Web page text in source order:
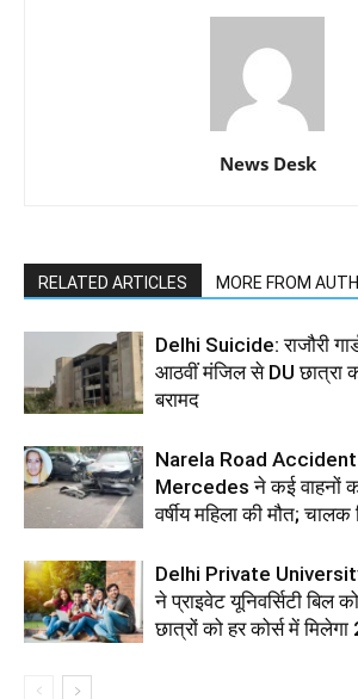
News Desk
RELATED ARTICLES MORE FROM
Delhi Suicide: राजौरी
आठवीं मंजिल से DU छात्रा
बरामद
Narela Road
Mercedes ने कई वाहनों
वर्षीय महिला की मौत; चालक
Delhi Private
ने प्राइवेट यूनिवर्सिटी बिल
छात्रों को हर कोर्स में